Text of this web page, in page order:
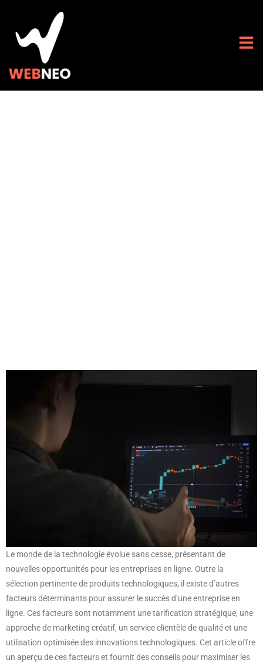
Le monde de la technologie évolue sans cesse, présentant de
nouvelles opportunités pour les entreprises en ligne. Outre la
sélection pertinente de produits technologiques, il existe d’autres
facteurs déterminants pour assurer le succès d’une entreprise en
ligne. Ces facteurs sont notamment une tarification stratégique, une
approche de marketing créatif, un service clientèle de qualité et une
utilisation optimisée des innovations technologiques. Cet article offre
un aperçu de ces facteurs et fournit des conseils pour maximiser les